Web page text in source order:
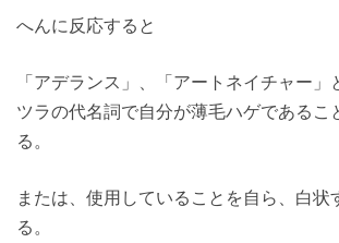
へんに反応すると
「アデランス」、「アートネイチャー」
ツラの代名詞で自分が薄毛ハゲであるこ
る。
または、使用していることを自ら、白状
る。